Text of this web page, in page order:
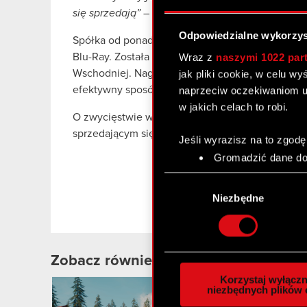
Odpowiedzialne
Wraz z naszymi 1022
jak pliki cookie, w celu
naprzeciw oczekiwaniom
w jakich celach to robi.
Jeśli wyrazisz na to
Gromadzić dane
Identyfikować
Dowiedz się więcej
szczegółów . W
Wykorzystujemy pliki
społecznościowym,
Niezbędne
Korzystaj
niezbędnych plików
się sprzedają”– powiedział Gembicki.
Spółka od ponad 10 lat wydaje gry Disneya a
Blu-Ray. Została m.in. uhonorowana nagrodą
Wschodniej. Nagroda ta przyznawana jest
efektywny sposób realizują postawione przed
O zwycięstwie w plebiscycie Empiku decydują
sprzedającym się produktom roku.
Zobacz również: